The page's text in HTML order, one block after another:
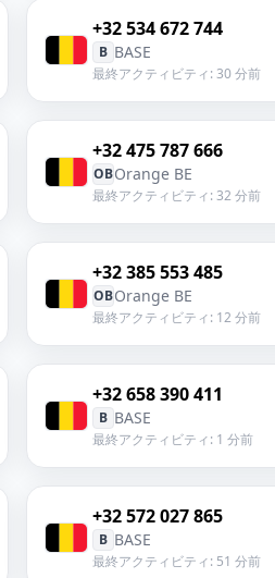
+32 534 672 744
B BASE
最終アクティビティ: 30 分前
+32 475 787 666
OBOrange BE
最終アクティビティ: 32 分前
+32 385 553 485
OBOrange BE
最終アクティビティ: 12 分前
+32 658 390 411
B BASE
最終アクティビティ: 1 分前
+32 572 027 865
B BASE
最終アクティビティ: 51 分前